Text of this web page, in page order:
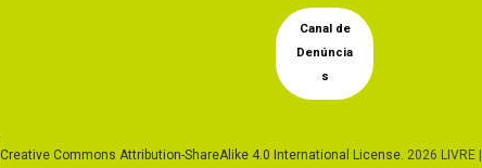
Canal de
Denúncia
s
Creative Commons Attribution-ShareAlike 4.0 International License. 2026 LIVRE |